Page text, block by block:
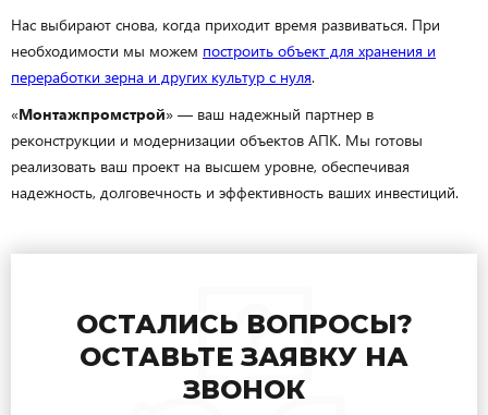
Нас выбирают снова, когда приходит время развиваться. При
необходимости мы можем построить объект для хранения и
переработки зерна и других культур с нуля.
«Монтажпромстрой» — ваш надежный партнер в
реконструкции и модернизации объектов АПК. Мы готовы
реализовать ваш проект на высшем уровне, обеспечивая
надежность, долговечность и эффективность ваших инвестиций.
ОСТАЛИСЬ ВОПРОСЫ?
ОСТАВЬТЕ ЗАЯВКУ НА
ЗВОНОК